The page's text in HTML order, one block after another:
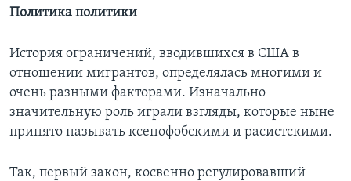
Политика политики
История ограничений, вводившихся в США в
отношении мигрантов, определялась многими и
очень разными факторами. Изначально
значительную роль играли взгляды, которые ныне
принято называть ксенофобскими и расистскими.
Так, первый закон, косвенно регулировавший